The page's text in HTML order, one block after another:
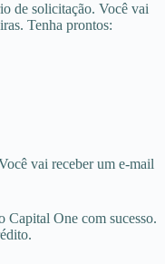
de solicitação. Você vai
Tenha prontos:
vai receber um e-mail
Capital One com sucesso.